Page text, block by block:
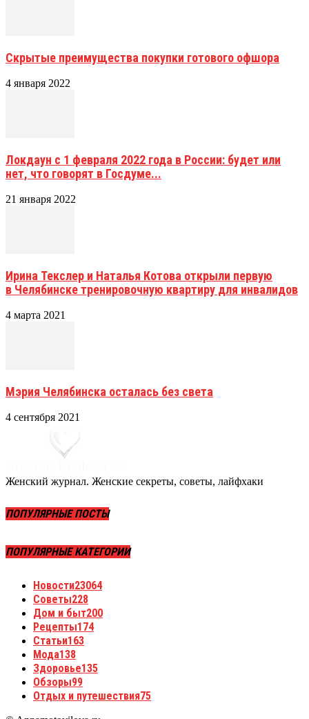
Скрытые преимущества покупки готового офшора
4 января 2022
Локдаун с 1 февраля 2022 года в России: будет или
нет, что говорят в Госдуме...
21 января 2022
Ирина Текслер и Наталья Котова открыли первую
в Челябинске тренировочную квартиру для инвалидов
4 марта 2021
Мэрия Челябинска осталась без света
4 сентября 2021
Женский журнал. Женские секреты, советы, лайфхаки
ПОПУЛЯРНЫЕ ПОСТЫ
ПОПУЛЯРНЫЕ КАТЕГОРИИ
Новости23064
Советы228
Дом и быт200
Рецепты174
Статьи163
Мода138
Здоровье135
Обзоры99
Отдых и путешествия75